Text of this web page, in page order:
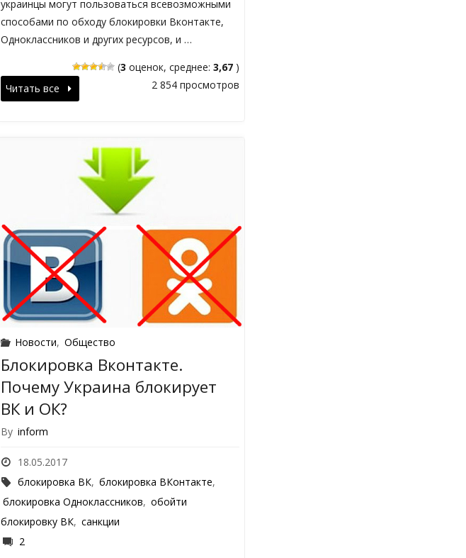
украинцы могут пользоваться всевозможными
способами по обходу блокировки Вконтакте,
Одноклассников и других ресурсов, и …
(3 оценок, среднее:3,67 )
2 854 просмотров
Читать все
Новости, Общество
Блокировка Вконтакте.
Почему Украина блокирует
ВК и ОК?
By inform
18.05.2017
блокировка ВК, блокировка ВКонтакте,
блокировка Одноклассников, обойти
блокировку ВК, санкции
2